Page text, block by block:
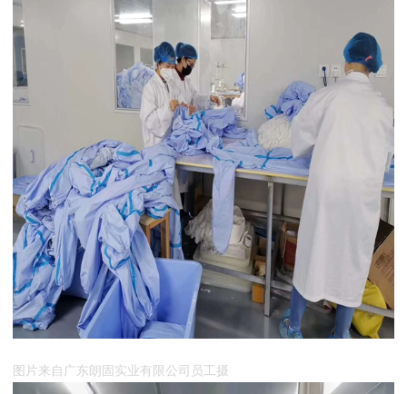
图片来自广东朗固实业有限公司员工摄